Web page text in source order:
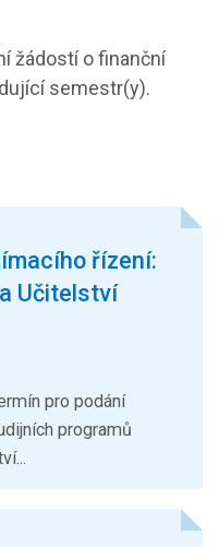
žádostí o finanční
semestr(y).
řízení:
Učitelství
pro podání
programů